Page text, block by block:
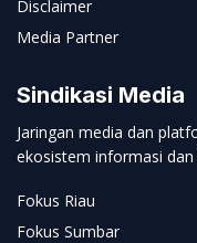
Disclaimer
Media Partner
Sindikasi Media
Jaringan media dan
ekosistem informasi dan
Fokus Riau
Fokus Sumbar